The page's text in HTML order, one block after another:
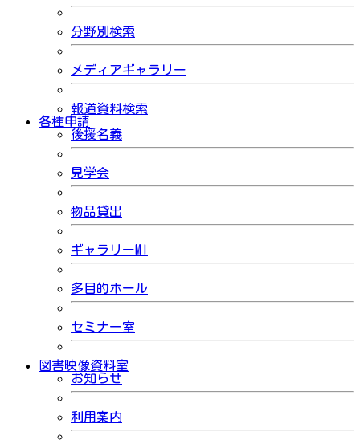
分野別検索
メディアギャラリー
報道資料検索
各種申請
後援名義
見学会
物品貸出
ギャラリーMI
多目的ホール
セミナー室
図書映像資料室
お知らせ
利用案内